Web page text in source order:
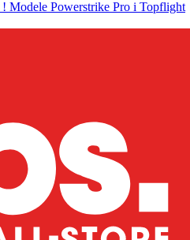
! Modele Powerstrike Pro i Topflight